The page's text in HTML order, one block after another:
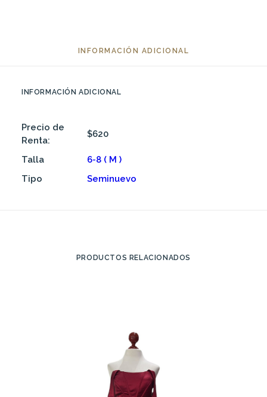
INFORMACIÓN ADICIONAL
INFORMACIÓN ADICIONAL
Precio de
Renta:
$620
Talla
6-8 ( M )
Tipo
Seminuevo
PRODUCTOS RELACIONADOS